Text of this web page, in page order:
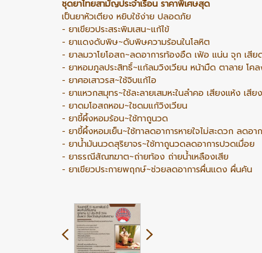
ชุดยาไทยสามัญประจำเรือน ราคาพิเศษสุด
เป็นยาหัวเตียง หยิบใช้ง่าย ปลอดภัย
- ยาเขียวประสระพิมเสน~แก้ไข้
- ยาแดงดับพิษ~ดับพิษความร้อนในโลหิต
- ยาลมวาโยโอสถ~ลดอาการท้องอืด เฟ้อ แน่น จุก เสีย
- ยาหอมภูลประสิทธิ์~แก้ลมวิงเวียน หน้ามืด ตาลาย โคล
- ยาศอเสาวรส~ใช้จิบแก้ไอ
- ยาแหวกสมุทร~ใช้ละลายเสมหะในลำคอ เสียงแห้ง เสีย
- ยาดมโอสถหอม~ใชดมแก้วิงเวียน
- ยาขี้ผึ้งหอมร้อน~ใช้ทาถูนวด
- ยาขี้ผึ้งหอมเย็น~ใช้ทาลดอาการหายใจไม่สะดวก ลดอา
- ยาน้ำมันนวดสุริยาจร~ใช้ทาถูนวดลดอาการปวดเมื่อย
- ยาธรณีสัณฑฆาต~ถ่ายท้อง ถ่ายน้ำเหลืองเสีย
- ยาเขียวประกายพฤกษ์~ช่วยลดอาการผื่นแดง ผื่นคัน